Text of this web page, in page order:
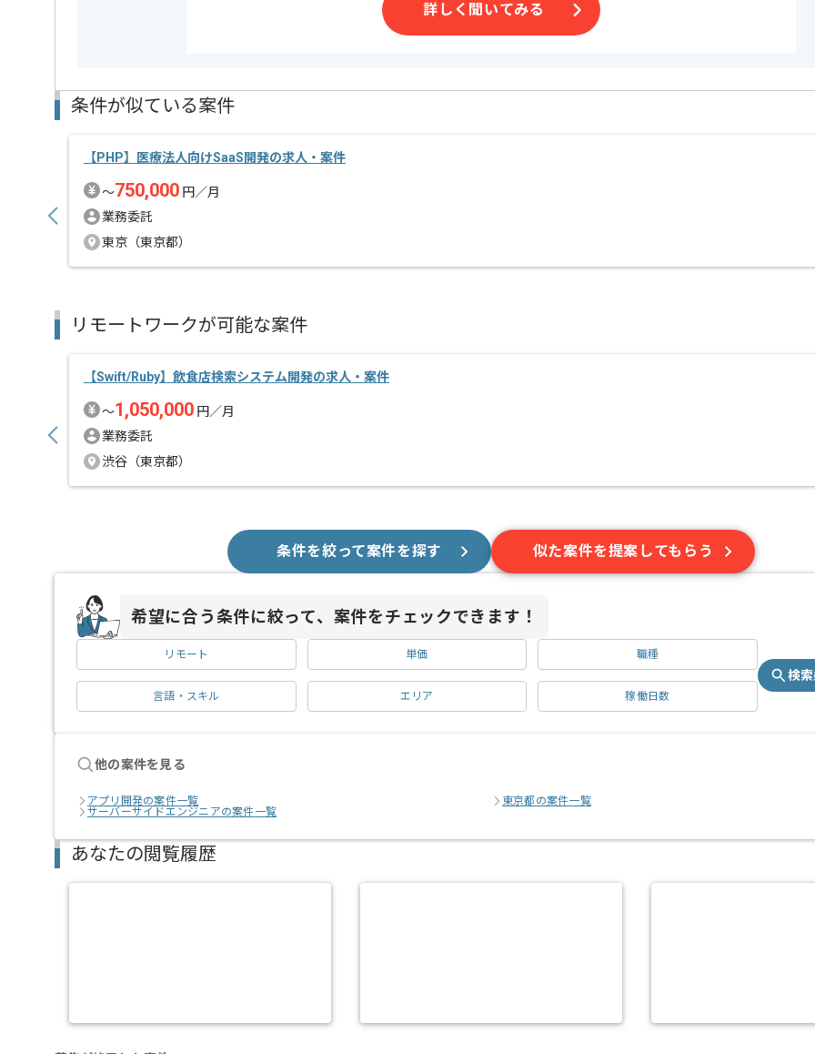
レバテックでの実績がある企業の案件でございます。
新しいアイディアや技術を積極的に導入し、
経験豊富なエンジニアと成長が出来る環境でございます。
詳しく聞いてみる
条件が似ている案件
【PHP】医療法人向けSaaS開発の求人・案件
〜750,000 円／月
業務委託
東京（東京都）
リモートワークが可能な案件
【Swift/Ruby】飲食店検索システム開発の求人・案件
〜1,050,000 円／月
業務委託
渋谷（東京都）
条件を絞って案件を探す 似た案件を提案してもらう
希望に合う条件に絞って、案件をチェックできます！
リモート 単価 職種
言語・スキル エリア 稼働日数
検
他の案件を見る
アプリ開発の案件一覧
東京都の案件一覧
サーバーサイドエンジニアの案件一覧
あなたの閲覧履歴